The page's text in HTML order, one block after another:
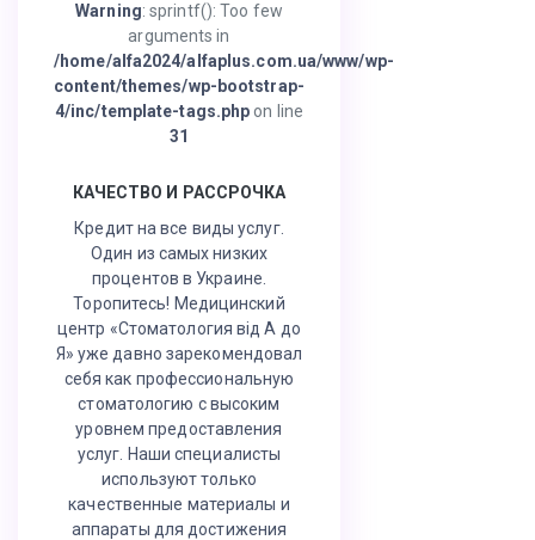
Warning: sprintf(): Too few
arguments in
/home/alfa2024/alfaplus.com.ua/www/wp-
content/themes/wp-bootstrap-
4/inc/template-tags.php on line
31
КАЧЕСТВО И РАССРОЧКА
Кредит на все виды услуг.
Один из самых низких
процентов в Украине.
Торопитесь! Медицинский
центр «Стоматология від А до
Я» уже давно зарекомендовал
себя как профессиональную
стоматологию с высоким
уровнем предоставления
услуг. Наши специалисты
используют только
качественные материалы и
аппараты для достижения